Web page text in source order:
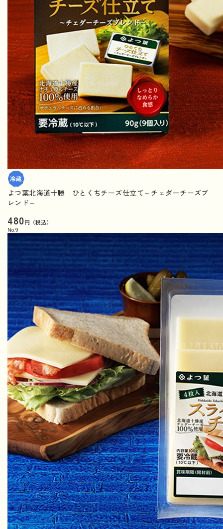
よつ葉北海道十勝 ひとくちチーズ仕立て～チェダーチーズブ
レンド～
480円（税込）
No. 9